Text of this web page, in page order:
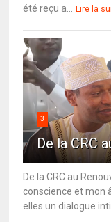
été reçu a...
Lire la
3
De la CRC
De la CRC au
conscience et mon
elles un dialogue